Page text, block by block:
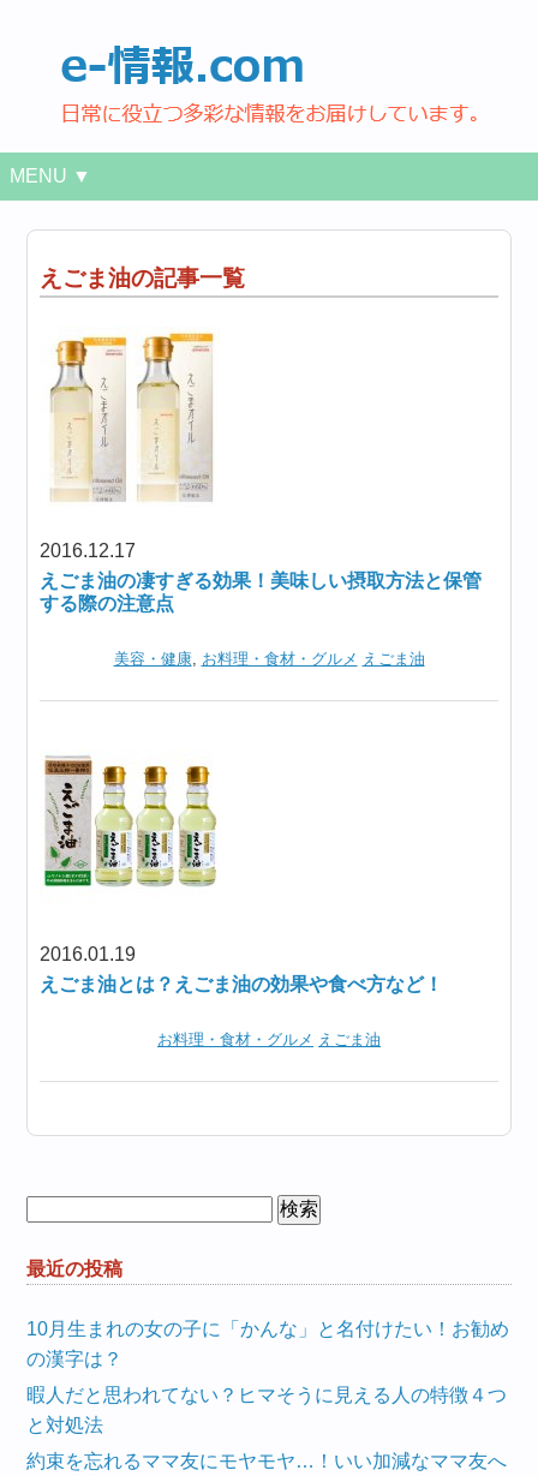
MENU ▼
えごま油の記事一覧
2016.12.17
えごま油の凄すぎる効果！美味しい摂取方法と保管
する際の注意点
美容・健康, お料理・食材・グルメ えごま油
2016.01.19
えごま油とは？えごま油の効果や食べ方など！
お料理・食材・グルメ えごま油
最近の投稿
10月生まれの女の子に「かんな」と名付けたい！お勧め
の漢字は？
暇人だと思われてない？ヒマそうに見える人の特徴４つ
と対処法
約束を忘れるママ友にモヤモヤ…！いい加減なママ友へ